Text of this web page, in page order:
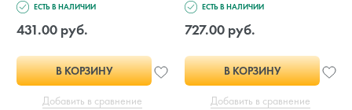
ЕСТЬ В НАЛИЧИИ
431.00 руб.
В КОРЗИНУ
Добавить в сравнение
ЕСТЬ В НАЛИЧИИ
727.00 руб.
В КОРЗИНУ
Добавить в сравнение